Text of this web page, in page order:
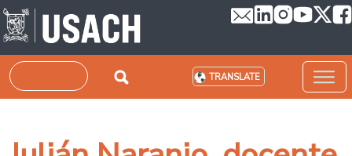
Skip to main content
Search TRANSLATE